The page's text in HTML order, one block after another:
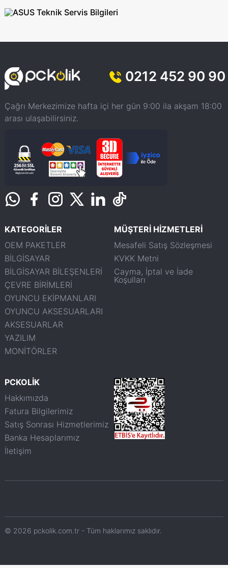
0212 452 90 90
Çağrı Merkezimize hafta içi her gün 9:00 ila akşam 18:00
arası ulaşabilirsiniz.
KATEGORİLER
OEM PAKETLER
BİLGİSAYAR
BİLGİSAYAR BİLEŞENLERİ
ÇEVRE BİRİMLERİ
OYUNCU EKİPMANLARI
OYUNCU AKSESUARLARI
AKSESUARLAR
YAZILIM
MONİTÖRLER
MÜŞTERİ HİZMETLERİ
Mesafeli Satış Sözleşmesi
KVKK Metni
Cayma, İptal ve İade
Koşulları
PCKOLİK
Hakkımızda
Fatura Bilgilerimiz
Satış Sonrası Hizmetlerimiz
Banka Hesaplarımız
İletişim
© 2026 pckolik.com.tr - Tüm haklarımız saklıdır.